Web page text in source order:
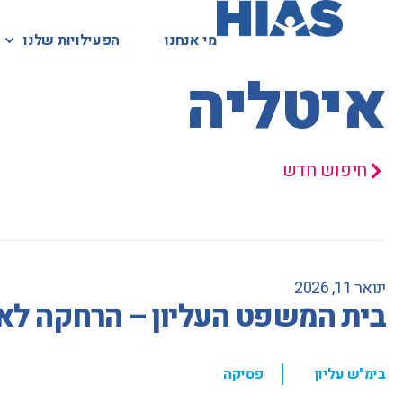
מי אנחנו הפעילויות שלנו מי אנחנו הפעילויות שלנו המאגר המשפטי
איטליה
חיפוש חדש
ינואר 11, 2026
בית המשפט העליון – הרחקה
בימ"ש עליון , פסיקה